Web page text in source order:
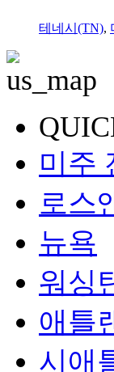
테네시(TN),
미주
로스
뉴욕
워싱
애틀
시애